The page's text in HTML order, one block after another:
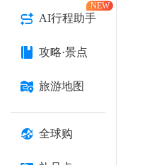
AI行程助手
NEW
攻略·景点
旅游地图
全球购